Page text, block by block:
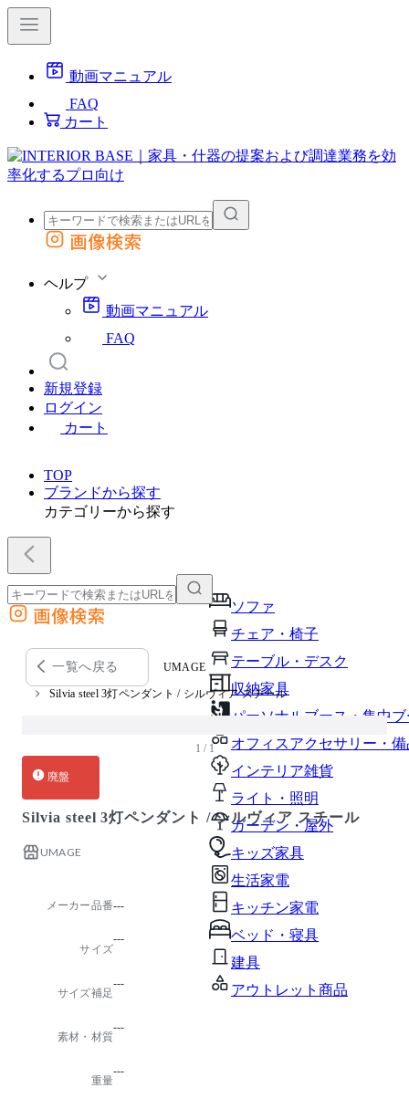
動画マニュアル
FAQ
カート
外部サイトの商品をカートに追加
画像検索
ヘルプ
動画マニュアル
FAQ
新規登録
ログイン
カート
TOP
ブランドから探す
カテゴリーから探す
ソファ
チェア・椅子
テーブル・デスク
収納家具
パーソナルブース・集中
オフィスアクセサリー・備
インテリア雑貨
ライト・照明
ガーデン・屋外
キッズ家具
生活家電
キッチン家電
ベッド・寝具
建具
アウトレット商品
外部サイトの商品をカートに追加
他のサイトで見つけた商品ページのURLを貼り付けて、カートに追加できます
画像検索
一覧へ戻る UMAGE
Silvia steel 3灯ペンダント / シルヴィア スチール
1 / 1
廃盤
Silvia steel 3灯ペンダント / シルヴィア スチール
UMAGE
メーカー品番---
サイズ
---
サイズ補足
---
素材・材質
---
重量
---